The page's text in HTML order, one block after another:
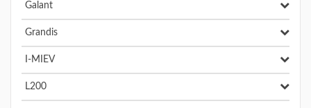
Galant
Grandis
I-MIEV
L200